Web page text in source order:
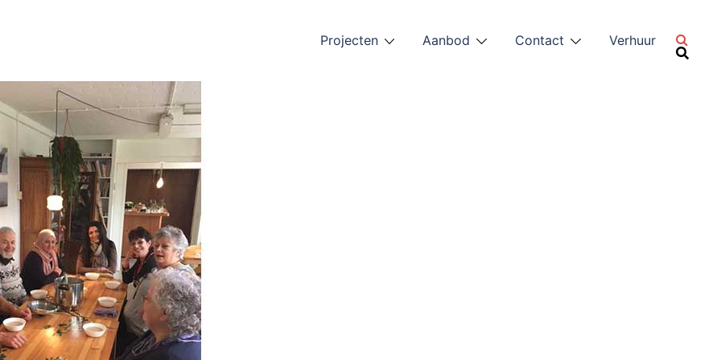
Projecten Aanbod Contact Verhuur